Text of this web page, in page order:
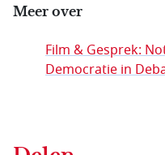
Meer over
Film & Gesprek:
Democratie in